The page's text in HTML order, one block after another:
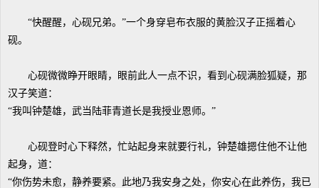
“快醒醒，心砚兄弟。”一个身穿皂布衣服的黄脸汉子正摇着心
砚。
心砚微微睁开眼睛，眼前此人一点不识，看到心砚满脸狐疑，那
汉子笑道：
“我叫钟楚雄，武当陆菲青道长是我授业恩师。”
心砚登时心下释然，忙站起身来就要行礼，钟楚雄摁住他不让他
起身，道：
“你伤势未愈，静养要紧。此地乃我安身之处，你安心在此养伤，我已